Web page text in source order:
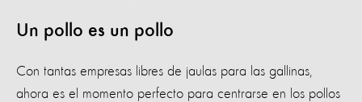
Un pollo es un pollo
Con tantas empresas libres de jaulas para las gallinas,
ahora es el momento perfecto para centrarse en los pollos